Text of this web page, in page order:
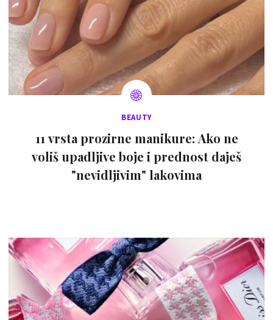
BEAUTY
11 vrsta prozirne manikure: Ako ne
voliš upadljive boje i prednost daješ
"nevidljivim" lakovima